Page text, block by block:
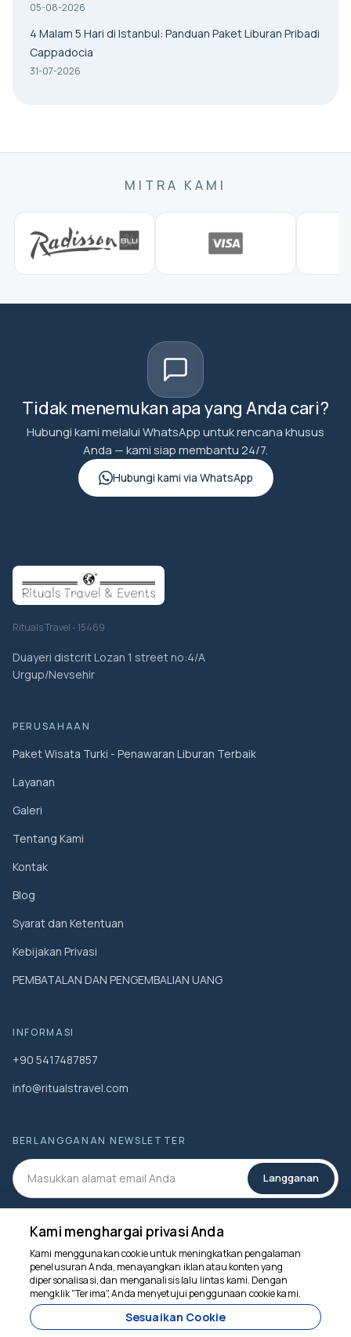
05-08-2026
4 Malam 5 Hari di Istanbul: Panduan Paket Liburan Pribadi
Cappadocia
31-07-2026
MITRA KAMI
Tidak menemukan apa yang Anda cari?
Hubungi kami melalui WhatsApp untuk rencana khusus
Anda — kami siap membantu 24/7.
Hubungi kami via WhatsApp
Rituals Travel - 15469
Duayeri distcrit Lozan 1 street no:4/A
Urgup/Nevsehir
PERUSAHAAN
Paket Wisata Turki - Penawaran Liburan Terbaik
Layanan
Galeri
Tentang Kami
Kontak
Blog
Syarat dan Ketentuan
Kebijakan Privasi
PEMBATALAN DAN PENGEMBALIAN UANG
INFORMASI
+90 5417487857
info@ritualstravel.com
BERLANGGANAN NEWSLETTER
Langganan
MEDIA SOSIAL
Kami menghargai privasi Anda
Kami menggunakan cookie untuk meningkatkan pengalaman
penelusuran Anda, menayangkan iklan atau konten yang
dipersonalisasi, dan menganalisis lalu lintas kami. Dengan
mengklik "Terima", Anda menyetujui penggunaan cookie kami.
Sesuaikan Cookie
Kami siap membantu